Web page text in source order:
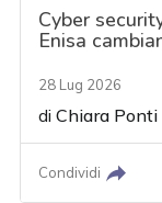
Cyber
Enisa
28 Lug 2026
diChiara Ponti
Condividi